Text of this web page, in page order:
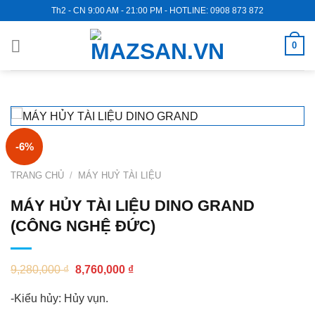
content
Th2 - CN 9:00 AM - 21:00 PM - HOTLINE: 0908 873 872
0
-6%
TRANG CHỦ / MÁY HUỶ TÀI LIỆU
MÁY HỦY TÀI LIỆU DINO GRAND
(CÔNG NGHỆ ĐỨC)
9,280,000₫ 8,760,000 ₫
-Kiểu hủy: Hủy vụn.